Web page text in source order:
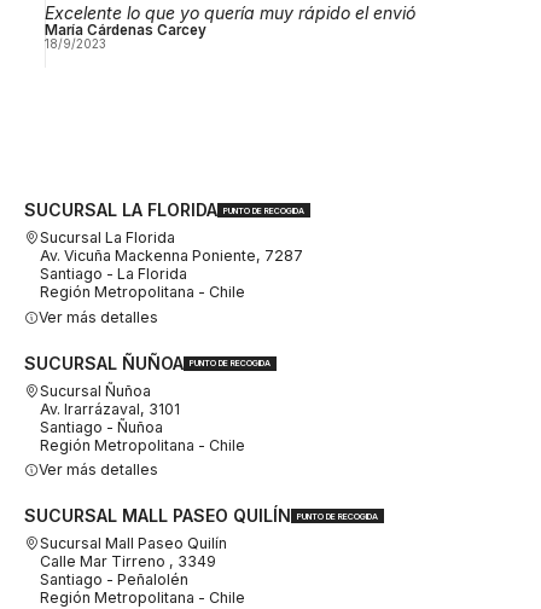
Excelente lo que yo quería muy rápido el envió
María Cárdenas Carcey
18/9/2023
SUCURSAL LA FLORIDA PUNTO DE RECOGIDA
Sucursal La Florida
Av. Vicuña Mackenna Poniente, 7287
Santiago - La Florida
Región Metropolitana - Chile
Ver más detalles
SUCURSAL ÑUÑOA PUNTO DE RECOGIDA
Sucursal Ñuñoa
Av. Irarrázaval, 3101
Santiago - Ñuñoa
Región Metropolitana - Chile
Ver más detalles
SUCURSAL MALL PASEO QUILÍN PUNTO DE RECOGIDA
Sucursal Mall Paseo Quilín
Calle Mar Tirreno , 3349
Santiago - Peñalolén
Región Metropolitana - Chile